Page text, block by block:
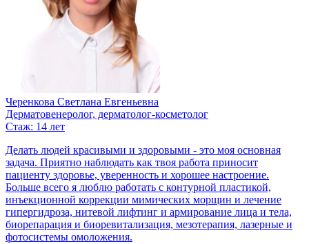
Черенкова Светлана Евгеньевна
Дерматовенеролог, дерматолог-косметолог
Стаж: 14 лет
Делать людей красивыми и здоровыми - это моя основная
задача. Приятно наблюдать как твоя работа приносит
пациенту здоровье, уверенность и хорошее настроение.
Больше всего я люблю работать с контурной пластикой,
инъекционной коррекции мимических морщин и лечение
гипергидроза, нитевой лифтинг и армирование лица и тела,
биорепарация и биоревитализация, мезотерапия, лазерные и
фотосистемы омоложения.